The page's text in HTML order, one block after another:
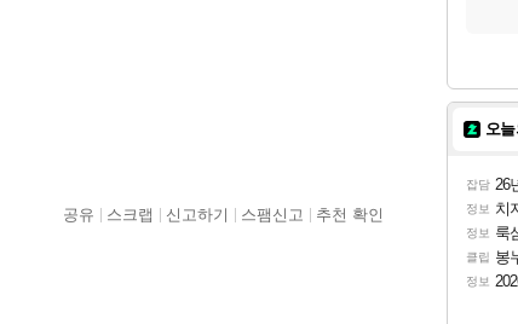
공유 스크랩 신고하기 스팸신고 추천 확인
오
잡담 26
정보 치
정보 룩
클립 봉
정보